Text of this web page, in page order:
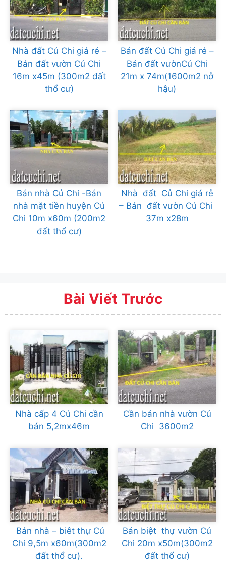
Nhà đất Củ Chi giá rẻ –
Bán đất vườn Củ Chi
16m x45m (300m2 đất
thổ cư)
Bán đất Củ Chi giá rẻ –
Bán đất vườnCủ Chi
21m x 74m(1600m2 nở
hậu)
Bán nhà Củ Chi -Bán
nhà mặt tiền huyện Củ
Chi 10m x60m (200m2
đất thổ cư)
Nhà đất Củ Chi giá rẻ
– Bán đất vườn Củ Chi
37m x28m
Bài Viết Trước
Nhà cấp 4 Củ Chi cần
bán 5,2mx46m
Cần bán nhà vườn Củ
Chi 3600m2
Bán nhà – biêt thự Củ
Chi 9,5m x60m(300m2
đất thổ cư).
Bán biệt thự vườn Củ
Chi 20m x50m(300m2
đất thổ cư)